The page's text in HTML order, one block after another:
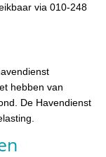
via 010-248
hebben van
De Havendienst